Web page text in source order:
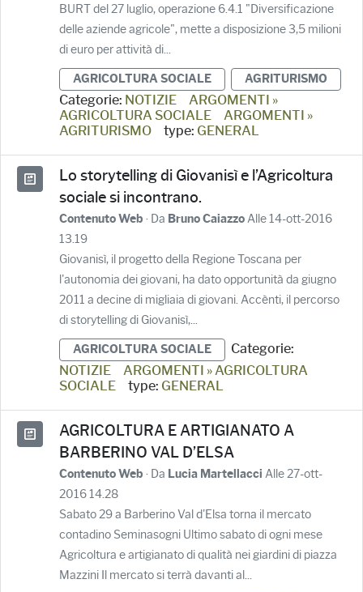
BURT del 27 luglio, operazione 6.4.1 "Diversificazione
delle aziende agricole", mette a disposizione 3,5 milioni
di euro per attività di...
AGRICOLTURA SOCIALE AGRITURISMO
Categorie: NOTIZIE
ARGOMENTI »
AGRICOLTURA SOCIALE
ARGOMENTI »
AGRITURISMO
type: GENERAL
Lo storytelling di Giovanisì e l’Agricoltura
sociale si incontrano.
Contenuto Web · Da Bruno CaiazzoAlle 14-ott-2016
13.19
Giovanisì, il progetto della Regione Toscana per
l'autonomia dei giovani, ha dato opportunità da giugno
2011 a decine di migliaia di giovani. Accènti, il percorso
di storytelling di Giovanisì,...
AGRICOLTURA SOCIALE
Categorie:
NOTIZIE
ARGOMENTI » AGRICOLTURA
SOCIALE
type: GENERAL
AGRICOLTURA E ARTIGIANATO A
BARBERINO VAL D’ELSA
Contenuto Web · Da Lucia Martellacci Alle 27-ott-
2016 14.28
Sabato 29 a Barberino Val d'Elsa torna il mercato
contadino Seminasogni Ultimo sabato di ogni mese
Agricoltura e artigianato di qualità nei giardini di piazza
Mazzini Il mercato si terrà davanti al...